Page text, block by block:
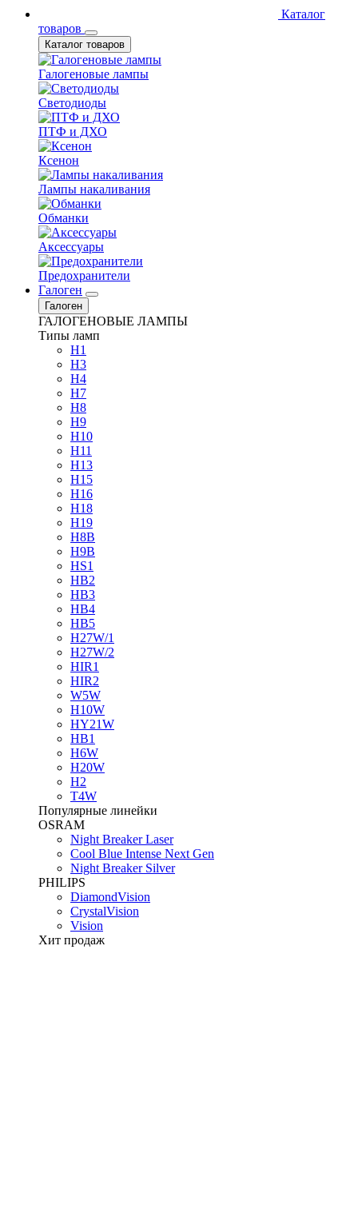
Каталог
товаров
Каталог товаров
Галогеновые лампы
Светодиоды
ПТФ и ДХО
Ксенон
Лампы накаливания
Обманки
Аксессуары
Предохранители
Галоген
Галоген
ГАЛОГЕНОВЫЕ ЛАМПЫ
Типы ламп
H1
H3
H4
H7
H8
H9
H10
H11
H13
H15
H16
H18
H19
H8B
H9B
HS1
HB2
HB3
HB4
HB5
H27W/1
H27W/2
HIR1
HIR2
W5W
H10W
HY21W
HB1
H6W
H20W
H2
T4W
Популярные линейки
OSRAM
Night Breaker Laser
Cool Blue Intense Next Gen
Night Breaker Silver
PHILIPS
DiamondVision
CrystalVision
Vision
Хит продаж